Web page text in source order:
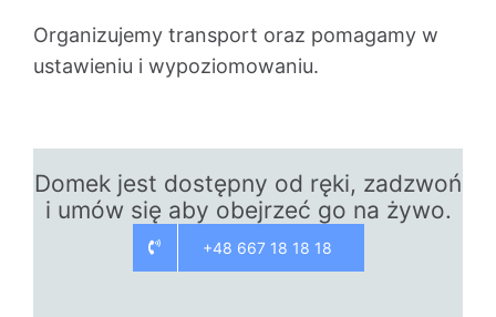
Organizujemy transport oraz pomagamy w
ustawieniu i wypoziomowaniu.
Domek jest dostępny od ręki, zadzwoń
i umów się aby obejrzeć go na żywo.
+48 667 18 18 18